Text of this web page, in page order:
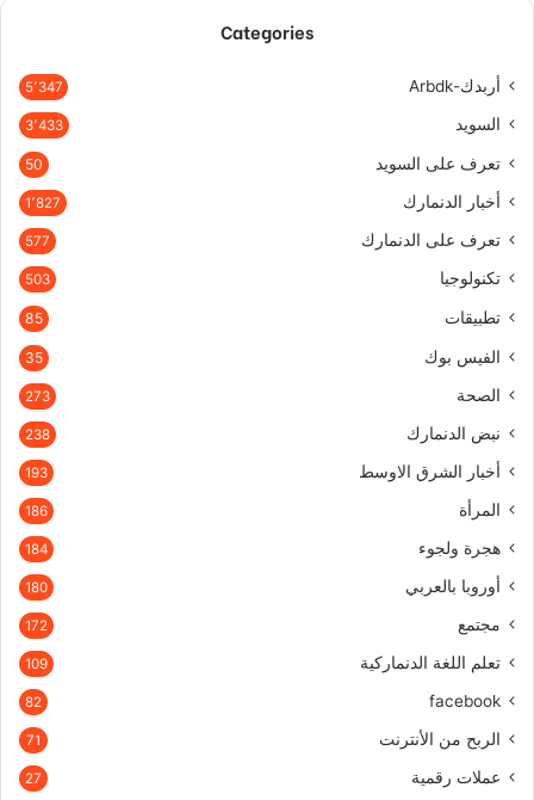
Categories
أربدك-Arbdk 5٬347
السويد 3٬433
تعرف على السويد 50
أخبار الدنمارك 1٬827
تعرف على الدنمارك 577
تكنولوجيا 503
تطبيقات 85
الفيس بوك 35
الصحة 273
نبض الدنمارك 238
أخبار الشرق الاوسط 193
المرأة 186
هجرة ولجوء 184
أوروبا بالعربي 180
مجتمع 172
تعلم اللغة الدنماركية 109
facebook
82
الربح من الأنترنت 71
عملات رقمية 27